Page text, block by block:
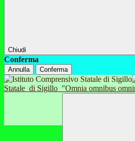
Chiudi
Conferma
Annulla Conferma
Statale di Sigillo "Omnia omnibus